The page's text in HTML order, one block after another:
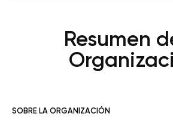
Resumen
SOBRE LA ORGANIZACIÓN